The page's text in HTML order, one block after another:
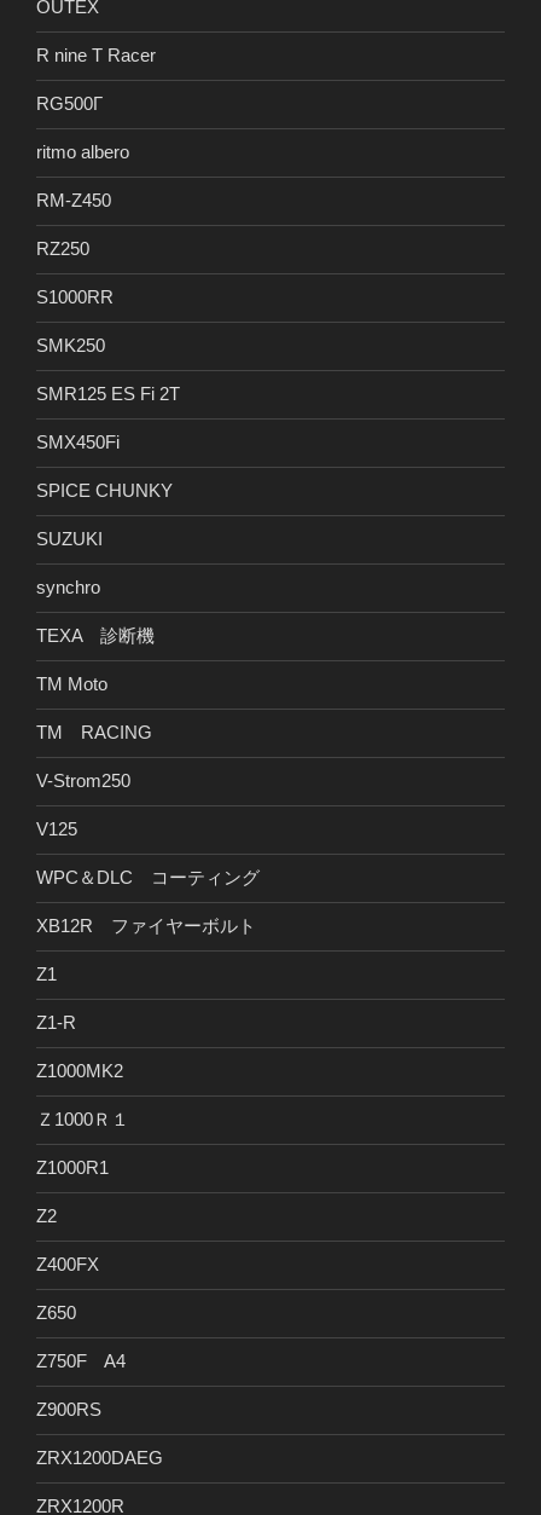
OUTEX
R nine T Racer
RG500Γ
ritmo albero
RM-Z450
RZ250
S1000RR
SMK250
SMR125 ES Fi 2T
SMX450Fi
SPICE CHUNKY
SUZUKI
synchro
TEXA 診断機
TM Moto
TM RACING
V-Strom250
V125
WPC＆DLC コーティング
XB12R ファイヤーボルト
Z1
Z1-R
Z1000MK2
Ｚ1000Ｒ１
Z1000R1
Z2
Z400FX
Z650
Z750F A4
Z900RS
ZRX1200DAEG
ZRX1200R